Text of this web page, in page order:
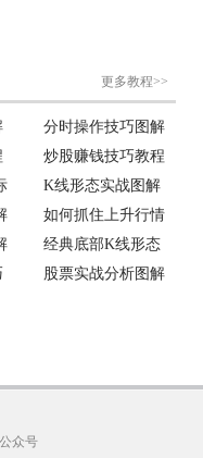
众号